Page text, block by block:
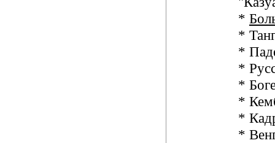
*
*
*
*
*
*
*
*